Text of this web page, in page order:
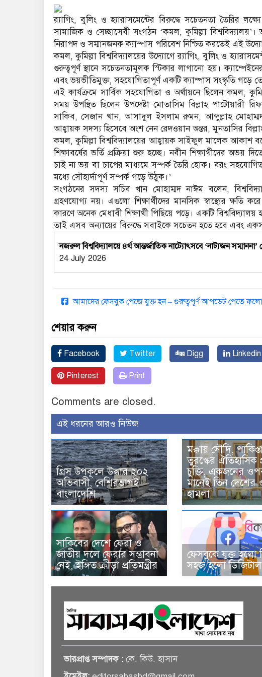
র‍্যাগিং, বুলিং ও হ্যারাসমেন্টের বিরুদ্ধে সচেতনতা তৈরির
সামাজিক ও সেচ্ছাসেবী সংগঠন ‘কমল, কুমিল্লা বিশ্ববিদ্যালয়’।
নিরাপদ ও সম্মানজনক ক্যাম্পাস পরিবেশ নিশ্চিত করতেই এই
কমল, কুমিল্লা বিশ্ববিদ্যালয়ের উদ্যোগে র‍্যাগিং, বুলিং ও
গুরুত্বপূর্ণ স্থানে সচেতনতামূলক স্টিকার লাগানো হয়।
এবং ভয়ভীতিমুক্ত, সহযোগিতাপূর্ণ একটি ক্যাম্পাস সংস্কৃতি গড়ে
এই কার্যক্রমে সার্বিক সহযোগিতা ও অর্থায়নে ছিলেন কমল,
সময় উপস্থিত ছিলেন উপদেষ্টা মোতাসিম বিল্লাহ পাটোয়ারী
সাকিব, সেজান খান, আসাদুল ইসলাম রুমন, আব্দুল্লাহ
আহ্বায়ক সদস্য হিসেবে অংশ নেন রেদওয়ান অন্তর, মুনতাসির
কমল, কুমিল্লা বিশ্ববিদ্যালয়ের আহ্বায়ক সাইফুল মালেক আকাশ
শিক্ষাবর্ষের ভর্তি প্রক্রিয়া শুরু হচ্ছে। নবীন শিক্ষার্থীদের
চাই না ভয় বা চাপের মাধ্যমে সম্পর্ক তৈরি হোক। বরং
মধ্যে সৌহার্দ্যপূর্ণ সম্পর্ক গড়ে উঠুক।’
সংগঠনের সদস্য সচিব খান মোহাম্মদ নাঈম বলেন,
গ্রহণযোগ্য নয়। এগুলো শিক্ষার্থীদের মানসিক স্বাস্থ্যের ক্ষতি
কারণে অনেক মেধাবী শিক্ষার্থী পিছিয়ে পড়ে। একটি
তাই এসব অন্যায়ের বিরুদ্ধে সবাইকে সচেতন হতে হবে এবং
নজরুল বিশ্ববিদ্যালয়ে ৪র্থ আন্তর্জাতিক নাট্যোৎসবে ‘নাট্যজন
24 July 2026
আমাদের ফেসবুক পেজে যুক্ত হন – গুরুত্বপূর্ণ আপডেট পেতে
শেয়ার করুন
Facebook Twitter Digg Linkedin
Pinterest Print
Comments are closed.
এই ধরনের আরও নিউজ
গ্রিস উপকূলে উদ্ধার ২০২
অভিবাসী, বেশিরভাগই
বাংলাদেশি
মক্কায় সৌদি,
তুরস্কের ঐতিহাসিক
চুক্তি, একজনের
মানেই তিন দেশের
হামলা
সাকিবের দেশে ফেরা ও
জাতীয় দলে ফেরার সম্ভাবনা
নেই, ইঙ্গিত ক্রীড়া প্রতিমন্ত্রীর
ফেসবুকে যুক্ত হলো
সহজ হলো ডিজিটাল
ভারপ্রাপ্ত সম্পাদক : কে. কিউ. হাসান